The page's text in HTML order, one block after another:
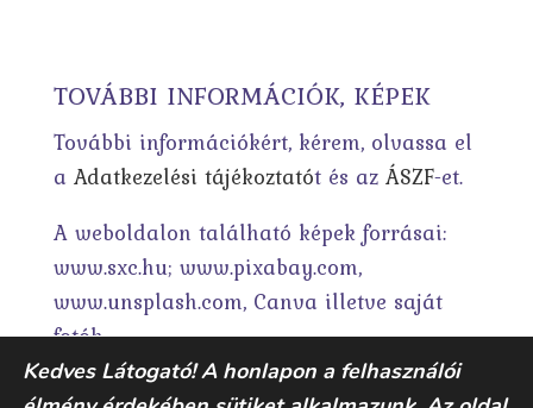
TOVÁBBI INFORMÁCIÓK, KÉPEK
További információkért, kérem, olvassa el
a Adatkezelési tájékoztatót és az ÁSZF-et.
A weboldalon található képek forrásai:
www.sxc.hu; www.pixabay.com,
www.unsplash.com, Canva illetve saját
fotók.
Kedves Látogató! A honlapon a felhasználói